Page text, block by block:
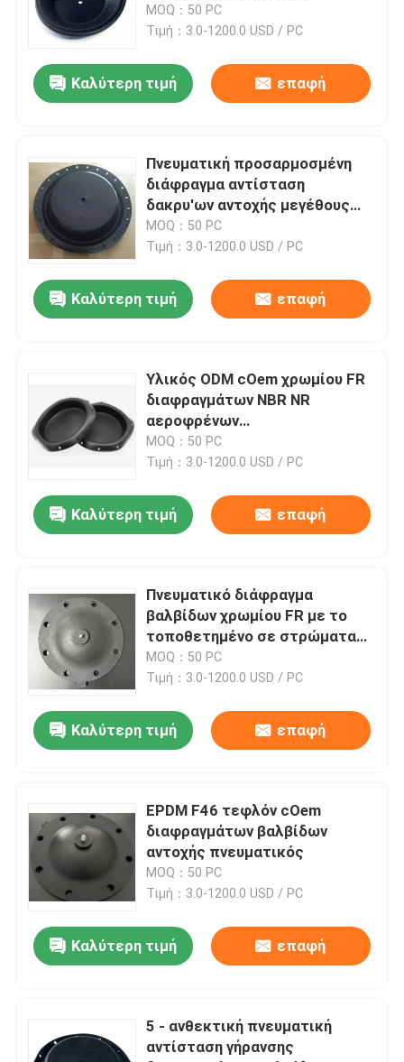
Προϊόντα
Σχετικά με εμάς
περιοδεία στο εργοστάσιο
Ειδήσεις
Ζητήστε μια προσφορά
Λαστιχένιες σφραγίδες διαφραγμάτων
Λαστιχένιο διάφραγμα βαλβίδων
Διάφραγμα βαλβίδων σφυγμού
Πνευματικό διάφραγμα βαλβίδων
Σύνθετο διάφραγμα
Λαστιχένιο στόλισμα φλαντζών
καθισμάτων μανικιών διπλό
MOQ：50 PC
Τιμή：3.0-1200.0 USD / PC
Καλύτερη τιμή επαφή
Πνευματική προσαρμοσμένη
διάφραγμα αντίσταση
δακρυ'ων αντοχής μεγέθους
βαλβίδων ελέγχου
MOQ：50 PC
Τιμή：3.0-1200.0 USD / PC
Καλύτερη τιμή επαφή
Υλικός ODM cOem χρωμίου FR
διαφραγμάτων NBR NR
αεροφρένων
συναρμολογήσεων βαλβίδων
σφυγμού λαστιχένιο
MOQ：50 PC
Τιμή：3.0-1200.0 USD / PC
Καλύτερη τιμή επαφή
Πνευματικό διάφραγμα
βαλβίδων χρωμίου FR με το
τοποθετημένο σε στρώματα
λάστιχο διάφραγμα qby-K40
βαλβίδων συνδετήρων
MOQ：50 PC
Τιμή：3.0-1200.0 USD / PC
Καλύτερη τιμή επαφή
EPDM F46 τεφλόν cOem
διαφραγμάτων βαλβίδων
αντοχής πνευματικός
MOQ：50 PC
Τιμή：3.0-1200.0 USD / PC
Καλύτερη τιμή επαφή
5 - ανθεκτική πνευματική
αντίσταση γήρανσης